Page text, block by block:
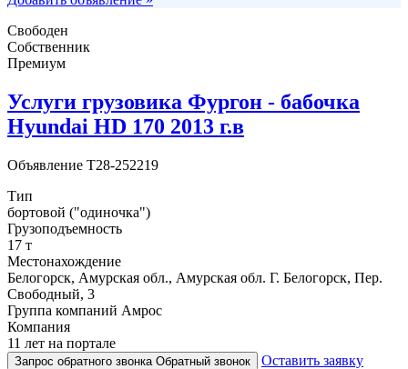
Свободен
Собственник
Премиум
Услуги грузовика Фургон - бабочка
Hyundai HD 170 2013 г.в
Объявление T28-252219
Тип
бортовой ("одиночка")
Грузоподъемность
17 т
Местонахождение
Белогорск, Амурская обл., Амурская обл. Г. Белогорск, Пер.
Свободный, 3
Группа компаний Амрос
Компания
11 лет на портале
Запрос обратного звонка Обратный звонок Оставить заявку